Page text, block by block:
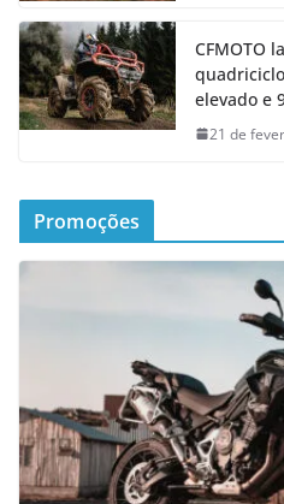
CFMOTO
elevado e
21 de
Promoções